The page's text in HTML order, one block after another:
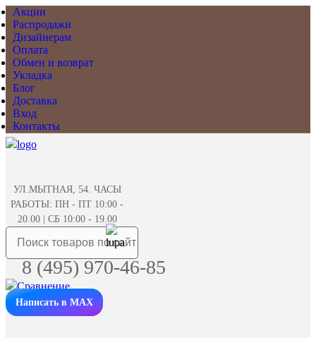
Акции
Распродажи
Дизайнерам
Оплата
Обмен и возврат
Укладка
Блог
Доставка
Вход
Контакты
УЛ.МЫТНАЯ, 54. ЧАСЫ
РАБОТЫ: ПН - ПТ 10:00 -
20.00 | СБ 10:00 - 19.00
8 (495) 970-46-85
Написать в MAX